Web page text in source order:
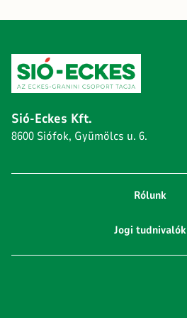
Sió-Eckes Kft.
8600 Siófok, Gyümölcs u. 6.
Rólunk
Jogi tudnivalók